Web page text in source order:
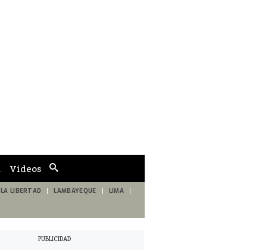
de
búsqueda
Videos
LA LIBERTAD LAMBAYEQUE LIMA